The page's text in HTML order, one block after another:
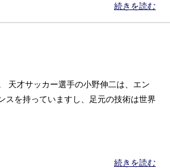
続きを読む
天才サッカー選手の小野伸二は、エン
スを持っていますし、足元の技術は世界
続きを読む